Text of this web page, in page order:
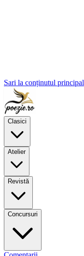
Sari la conținutul principal
Clasici
Atelier
Revistă
Concursuri